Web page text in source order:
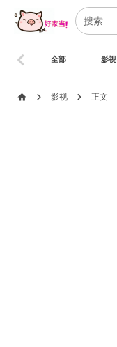
全部 影视
chevron_left
home chevron_right 影视 chevron_right 正文